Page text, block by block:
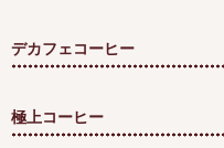
デカフェコーヒー
極上コーヒー